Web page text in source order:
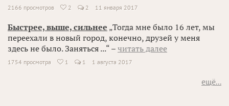
2166 просмотров  2 2 11 января 2017
Быстрее, выше, сильнее „Тогда мне было 16 лет, мы
переехали в новый город, конечно, друзей у меня
здесь не было. Заняться ...“ – читать далее
1754 просмотра  1 1 1 августа 2017
ещё...